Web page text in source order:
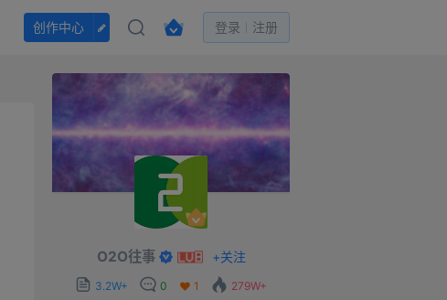
创作中心 登录 注册
O2O往事 +关注
3.2W+ 0 1
279W+